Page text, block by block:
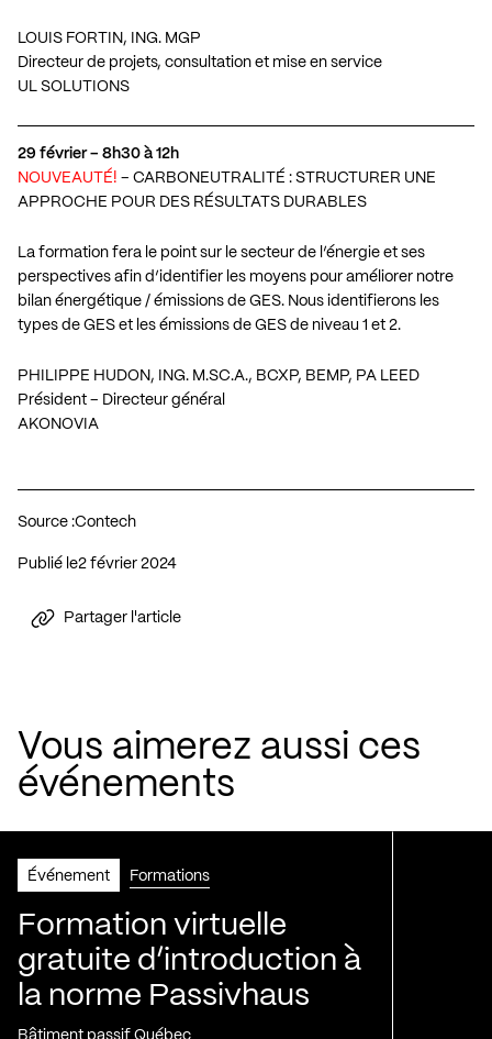
LOUIS FORTIN, ING. MGP
Directeur de projets, consultation et mise en service
UL SOLUTIONS
29 février – 8h30 à 12h
NOUVEAUTÉ! – CARBONEUTRALITÉ : STRUCTURER UNE
APPROCHE POUR DES RÉSULTATS DURABLES
La formation fera le point sur le secteur de l’énergie et ses
perspectives afin d’identifier les moyens pour améliorer notre
bilan énergétique / émissions de GES. Nous identifierons les
types de GES et les émissions de GES de niveau 1 et 2.
PHILIPPE HUDON, ING. M.SC.A., BCXP, BEMP, PA LEED
Président – Directeur général
AKONOVIA
Source :Contech
Publié le 2 février 2024
Partager l'article
Vous aimerez aussi ces
événements
Événement Formations
Formation virtuelle
gratuite d’introduction à
la norme Passivhaus
Bâtiment passif Québec